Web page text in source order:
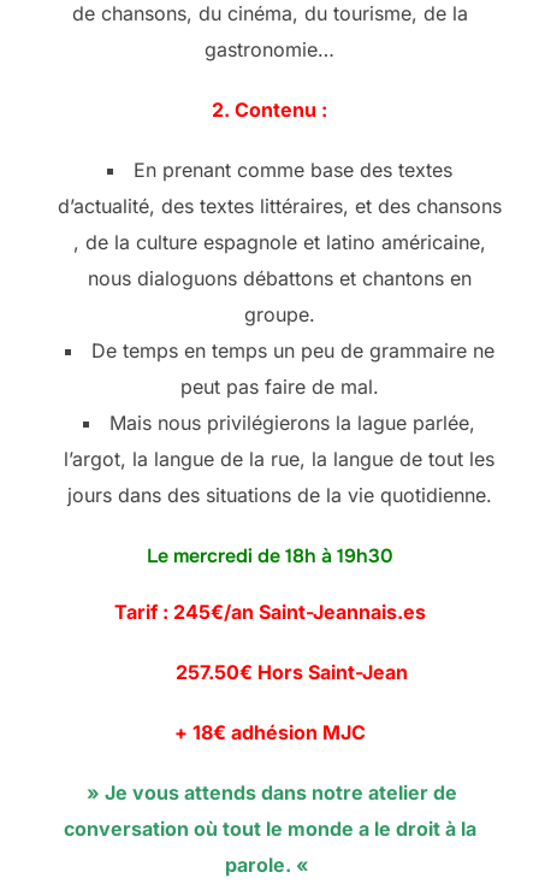
de chansons, du cinéma, du tourisme, de la
gastronomie…
2. Contenu :
En prenant comme base des textes
d’actualité, des textes littéraires, et des chansons
, de la culture espagnole et latino américaine,
nous dialoguons débattons et chantons en
groupe.
De temps en temps un peu de grammaire ne
peut pas faire de mal.
Mais nous privilégierons la lague parlée,
l’argot, la langue de la rue, la langue de tout les
jours dans des situations de la vie quotidienne.
Le mercredi de 18h à 19h30
Tarif : 245€/an Saint-Jeannais.es
257.50€ Hors Saint-Jean
+ 18€ adhésion MJC
» Je vous attends dans notre atelier de
conversation où tout le monde a le droit à la
parole. «